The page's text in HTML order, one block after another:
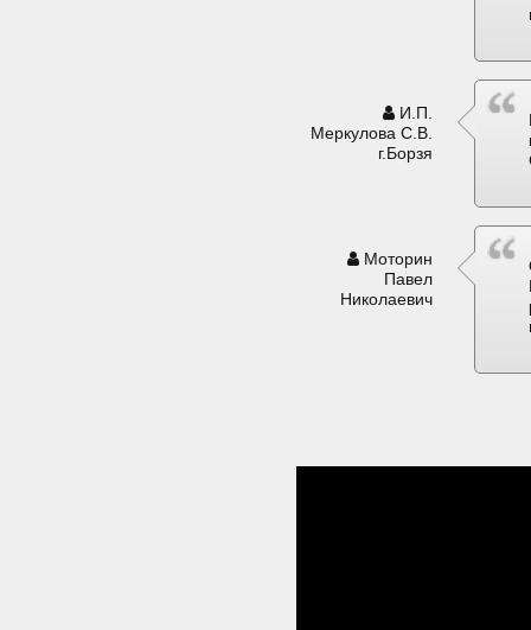
И.П.
Меркулова С.В.
г.Борзя
Моторин
Павел
Николаевич